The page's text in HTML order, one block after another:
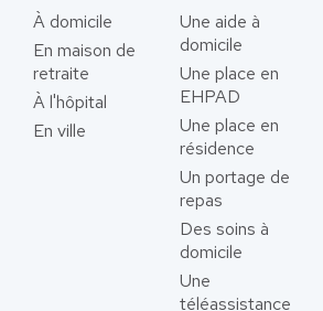
À domicile
En maison de
retraite
À l'hôpital
En ville
Une aide à
domicile
Une place en
EHPAD
Une place en
résidence
Un portage de
repas
Des soins à
domicile
Une
téléassistance